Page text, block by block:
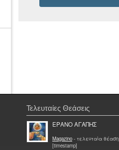
Τελευταίες Θεάσεις
ΕΡΑΝΟ ΑΓΑΠΗΣ
Magazino - τελευταία θέαση
[timestamp]